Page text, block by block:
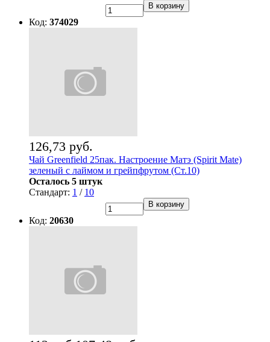
В корзину
Код: 374029
126,73 руб.
Чай Greenfield 25пак. Настроение Матэ (Spirit Mate)
зеленый с лаймом и грейпфрутом (Ст.10)
Осталось 5 штук
Стандарт: 1 / 10
В корзину
Код: 20630